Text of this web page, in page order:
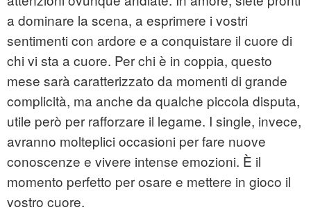
a dominare la scena, a esprimere i vostri
sentimenti con ardore e a conquistare il cuore di
chi vi sta a cuore. Per chi è in coppia, questo
mese sarà caratterizzato da momenti di grande
complicità, ma anche da qualche piccola disputa,
utile però per rafforzare il legame. I single, invece,
avranno molteplici occasioni per fare nuove
conoscenze e vivere intense emozioni. È il
momento perfetto per osare e mettere in gioco il
vostro cuore.